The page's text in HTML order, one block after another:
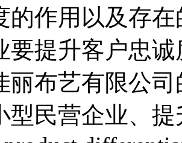
的作用以及存
要提升客户忠
丽布艺有限公
型民营企业、